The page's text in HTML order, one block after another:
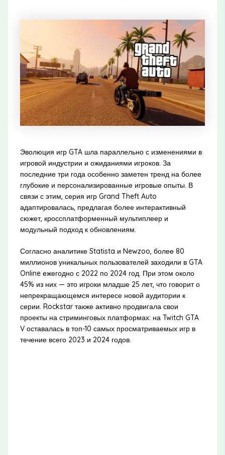
Эволюция игр GTA шла параллельно с изменениями в
игровой индустрии и ожиданиями игроков. За
последние три года особенно заметен тренд на более
глубокие и персонализированные игровые опыты. В
связи с этим, серия игр Grand Theft Auto
адаптировалась, предлагая более интерактивный
сюжет, кроссплатформенный мультиплеер и
модульный подход к обновлениям.
Согласно аналитике Statista и Newzoo, более 80
миллионов уникальных пользователей заходили в GTA
Online ежегодно с 2022 по 2024 год. При этом около
45% из них — это игроки младше 25 лет, что говорит о
непрекращающемся интересе новой аудитории к
серии. Rockstar также активно продвигала свои
проекты на стриминговых платформах: на Twitch GTA
V оставалась в топ-10 самых просматриваемых игр в
течение всего 2023 и 2024 годов.